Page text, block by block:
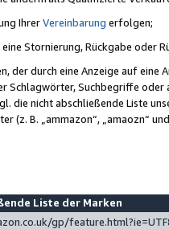
IhrerVereinbarung erfolgen;
Stornierung, Rückgabe oder
der durch eine Anzeige auf
Schlagwörter, Suchbegriffe
die nicht abschließende Liste
(z. B. „ammazon“, „amaozn“
Liste der Marken
gp/